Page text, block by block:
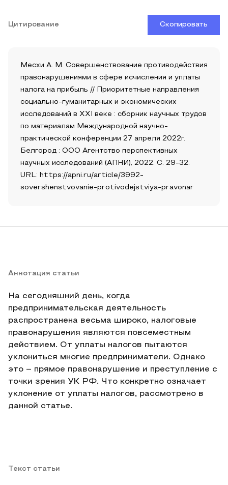
Цитирование Скопировать
Месхи А. М. Совершенствование противодействия
правонарушениями в сфере исчисления и уплаты
налога на прибыль // Приоритетные направления
социально-гуманитарных и экономических
исследований в XXI веке : сборник научных трудов
по материалам Международной научно-
практической конференции 27 апреля 2022г.
Белгород : ООО Агентство перспективных
научных исследований (АПНИ), 2022. С. 29-32.
URL: https://apni.ru/article/3992-
sovershenstvovanie-protivodejstviya-pravonar
Аннотация статьи
На сегодняшний день, когда
предпринимательская деятельность
распространена весьма широко, налоговые
правонарушения являются повсеместным
действием. От уплаты налогов пытаются
уклониться многие предприниматели. Однако
это – прямое правонарушение и преступление с
точки зрения УК РФ. Что конкретно означает
уклонение от уплаты налогов, рассмотрено в
данной статье.
Текст статьи